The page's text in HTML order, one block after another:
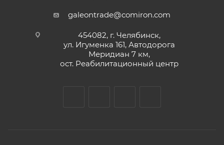
galeontrade@comiron.com
454082, г. Челябинск,
ул. Игуменка 161, Автодорога
Меридиан 7 км,
ост. Реабилитационный центр